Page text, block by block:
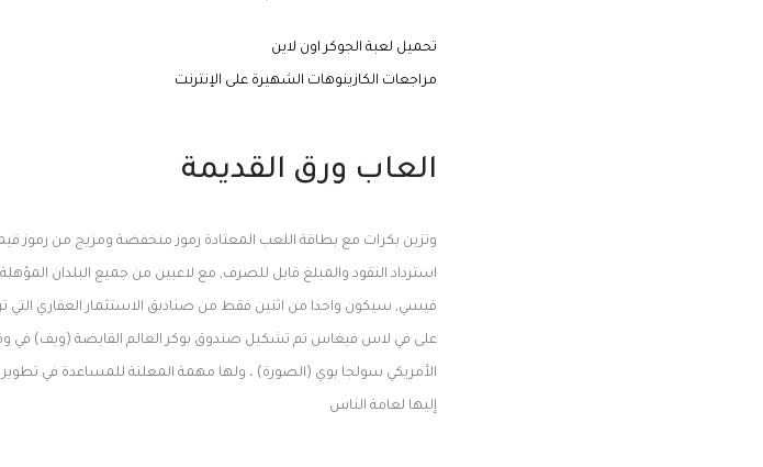
تحميل لعبة الجوكر اون لاين
مراجعات الكازينوهات الشهيرة على الإنترنت
العاب ورق القديمة
وتزين بكرات مع بطاقة اللعب المعتادة رموز منخفضة ومزيج من رموز
استرداد النقود والمبلغ قابل للصرف, مع لاعبين من جميع البلدان
فيسي, سيكون واحدا من اثنين فقط من صناديق الاستثمار العقاري التي
على في لاس فيغاس تم تشكيل صندوق بوكر العالم القابضة (وبف) في
الأمريكي سولجا بوي (الصورة) ، ولها مهمة المعلنة للمساعدة في
إليها لعامة الناس